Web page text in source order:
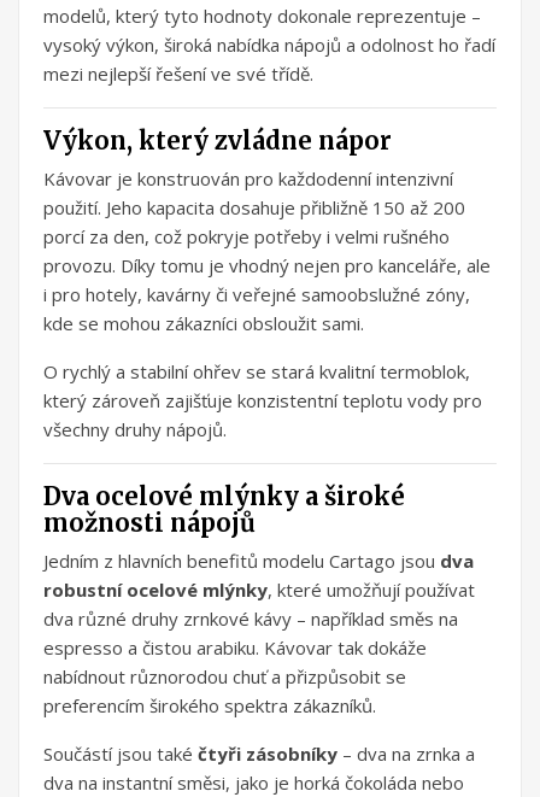
modelů, který tyto hodnoty dokonale reprezentuje –
vysoký výkon, široká nabídka nápojů a odolnost ho řadí
mezi nejlepší řešení ve své třídě.
Výkon, který zvládne nápor
Kávovar je konstruován pro každodenní intenzivní
použití. Jeho kapacita dosahuje přibližně 150 až 200
porcí za den, což pokryje potřeby i velmi rušného
provozu. Díky tomu je vhodný nejen pro kanceláře, ale
i pro hotely, kavárny či veřejné samoobslužné zóny,
kde se mohou zákazníci obsloužit sami.
O rychlý a stabilní ohřev se stará kvalitní termoblok,
který zároveň zajišťuje konzistentní teplotu vody pro
všechny druhy nápojů.
Dva ocelové mlýnky a široké
možnosti nápojů
Jedním z hlavních benefitů modelu Cartago jsou dva
robustní ocelové mlýnky, které umožňují používat
dva různé druhy zrnkové kávy – například směs na
espresso a čistou arabiku. Kávovar tak dokáže
nabídnout různorodou chuť a přizpůsobit se
preferencím širokého spektra zákazníků.
Součástí jsou také čtyři zásobníky – dva na zrnka a
dva na instantní směsi, jako je horká čokoláda nebo